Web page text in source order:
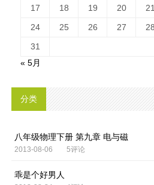
17
18 19 20 21
24
25 26 27 28
31
« 5月
分类
八年级物理下册 第九章 电与磁
2013-08-06 5评论
乖是个好男人